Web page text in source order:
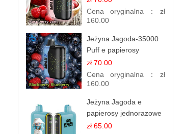
Cena oryginalna： zł
160.00
Jeżyna Jagoda-35000
Puff e papierosy
jednorazowe
zł 70.00
Cena oryginalna： zł
160.00
Jeżyna Jagoda e
papierosy jednorazowe
- 25 000 Puffs
zł 65.00